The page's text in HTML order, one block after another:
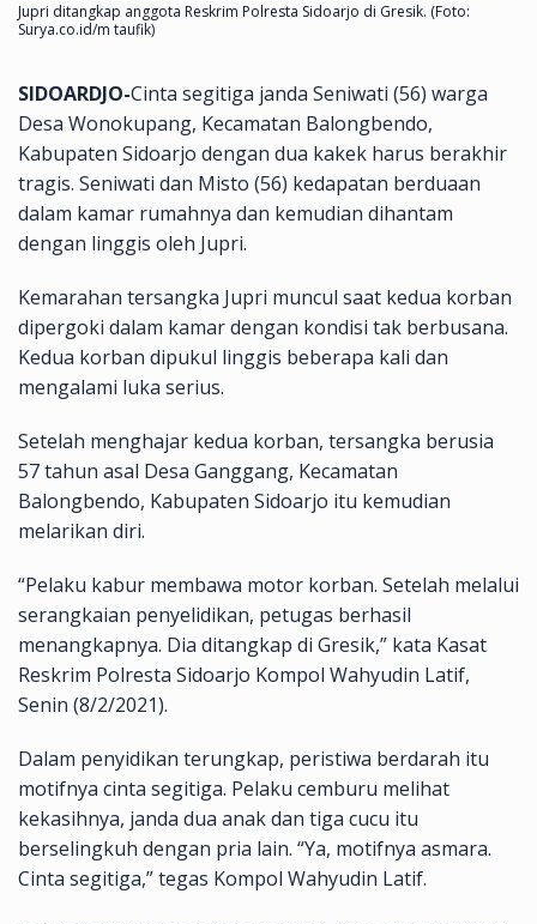
Jupri ditangkap anggota Reskrim Polresta Sidoarjo di Gresik. (Foto:
Surya.co.id/m taufik)
SIDOARDJO-Cinta segitiga janda Seniwati (56) warga
Desa Wonokupang, Kecamatan Balongbendo,
Kabupaten Sidoarjo dengan dua kakek harus berakhir
tragis. Seniwati dan Misto (56) kedapatan berduaan
dalam kamar rumahnya dan kemudian dihantam
dengan linggis oleh Jupri.
Kemarahan tersangka Jupri muncul saat kedua korban
dipergoki dalam kamar dengan kondisi tak berbusana.
Kedua korban dipukul linggis beberapa kali dan
mengalami luka serius.
Setelah menghajar kedua korban, tersangka berusia
57 tahun asal Desa Ganggang, Kecamatan
Balongbendo, Kabupaten Sidoarjo itu kemudian
melarikan diri.
“Pelaku kabur membawa motor korban. Setelah melalui
serangkaian penyelidikan, petugas berhasil
menangkapnya. Dia ditangkap di Gresik,” kata Kasat
Reskrim Polresta Sidoarjo Kompol Wahyudin Latif,
Senin (8/2/2021).
Dalam penyidikan terungkap, peristiwa berdarah itu
motifnya cinta segitiga. Pelaku cemburu melihat
kekasihnya, janda dua anak dan tiga cucu itu
berselingkuh dengan pria lain. “Ya, motifnya asmara.
Cinta segitiga,” tegas Kompol Wahyudin Latif.